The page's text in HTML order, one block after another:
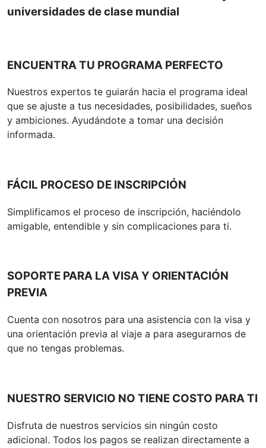
universidades de clase mundial
ENCUENTRA TU PROGRAMA PERFECTO
Nuestros expertos te guiarán hacia el programa ideal
que se ajuste a tus necesidades, posibilidades, sueños
y ambiciones. Ayudándote a tomar una decisión
informada.
FÁCIL PROCESO DE INSCRIPCIÓN
Simplificamos el proceso de inscripción, haciéndolo
amigable, entendible y sin complicaciones para ti.
SOPORTE PARA LA VISA Y ORIENTACIÓN
PREVIA
Cuenta con nosotros para una asistencia con la visa y
una orientación previa al viaje a para asegurarnos de
que no tengas problemas.
NUESTRO SERVICIO NO TIENE COSTO PARA TI
Disfruta de nuestros servicios sin ningún costo
adicional. Todos los pagos se realizan directamente a